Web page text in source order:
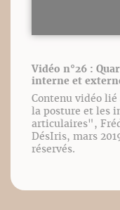
Vidéo n°26 :
interne et
Contenu vidéo
la posture et les
articulaires",
DésIris, mars
réservés.